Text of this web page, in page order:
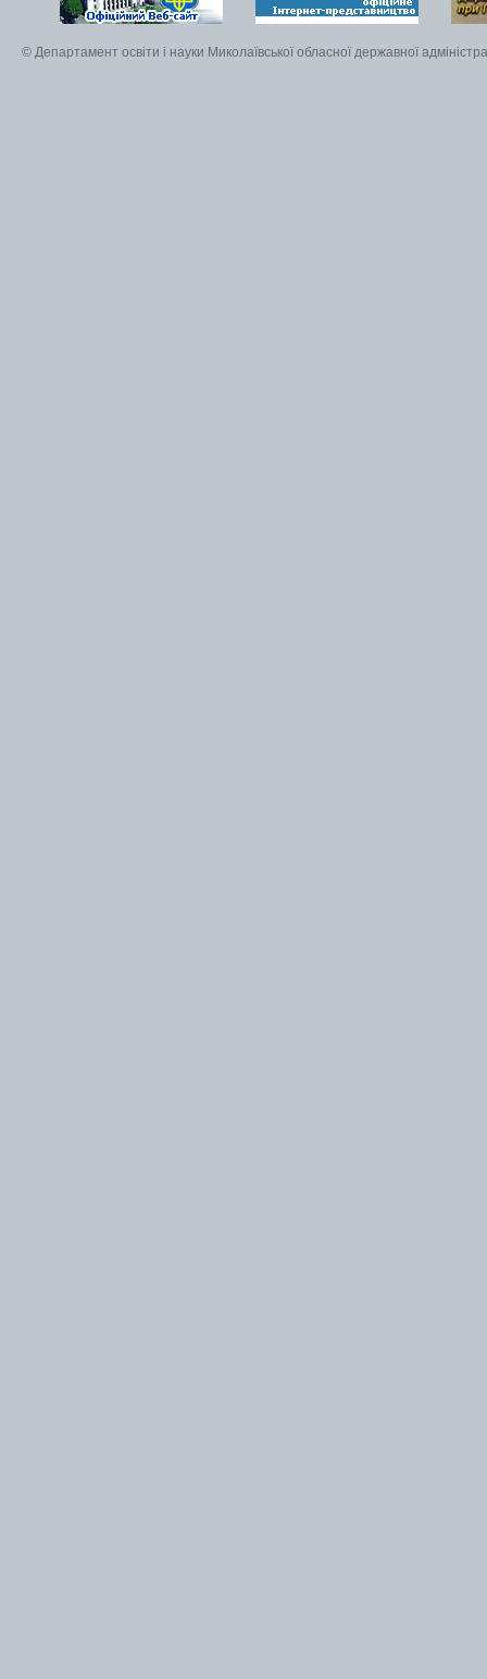
© Департамент освіти і науки Миколаївської обласної державної